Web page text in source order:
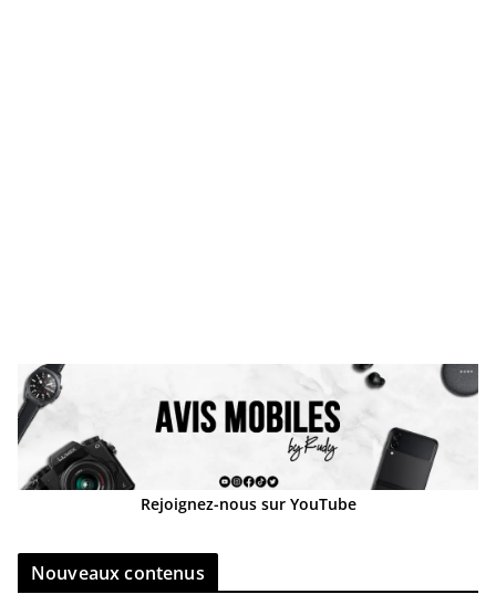
Rejoignez-nous sur YouTube
Nouveaux contenus